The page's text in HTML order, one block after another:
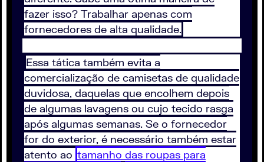
fazer isso? Trabalhar apenas com
fornecedores de alta qualidade.
Essa tática também evita a
comercialização de camisetas de qualidade
duvidosa, daquelas que encolhem depois
de algumas lavagens ou cujo tecido rasga
após algumas semanas. Se o fornecedor
for do exterior, é necessário também estar
atento ao tamanho das roupas para